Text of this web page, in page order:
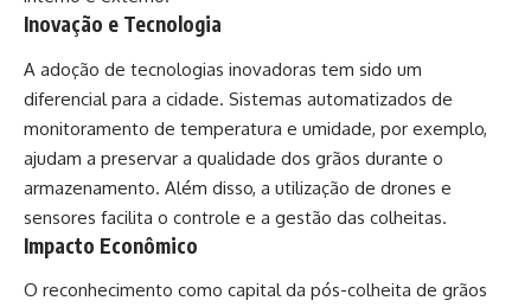
Inovação e Tecnologia
A adoção de tecnologias inovadoras tem sido um
diferencial para a cidade. Sistemas automatizados de
monitoramento de temperatura e umidade, por exemplo,
ajudam a preservar a qualidade dos grãos durante o
armazenamento. Além disso, a utilização de drones e
sensores facilita o controle e a gestão das colheitas.
Impacto Econômico
O reconhecimento como capital da pós-colheita de grãos